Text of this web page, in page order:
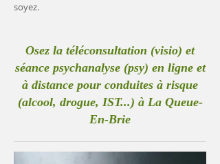
soyez.
Osez la téléconsultation (visio) et
séance psychanalyse (psy) en ligne et
à distance pour conduites à risque
(alcool, drogue, IST...) à La Queue-
En-Brie